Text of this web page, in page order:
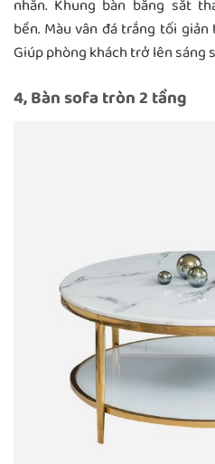
nhẵn. Khung bàn bằng sắt
bền. Màu vân đá trắng tối
Giúp phòng khách trở lên sáng
4, Bàn sofa tròn 2 tầng